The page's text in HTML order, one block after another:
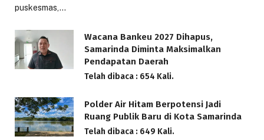
puskesmas,…
Wacana Bankeu 2027 Dihapus,
Samarinda Diminta Maksimalkan
Pendapatan Daerah
Telah dibaca : 654 Kali.
Polder Air Hitam Berpotensi Jadi
Ruang Publik Baru di Kota Samarinda
Telah dibaca : 649 Kali.